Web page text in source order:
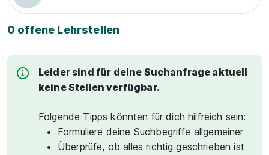
0 offene Lehrstellen
Leider sind für deine Suchanfrage aktuell
keine Stellen verfügbar.
Folgende Tipps könnten für dich hilfreich sein:
Formuliere deine Suchbegriffe allgemeiner
Überprüfe, ob alles richtig geschrieben ist